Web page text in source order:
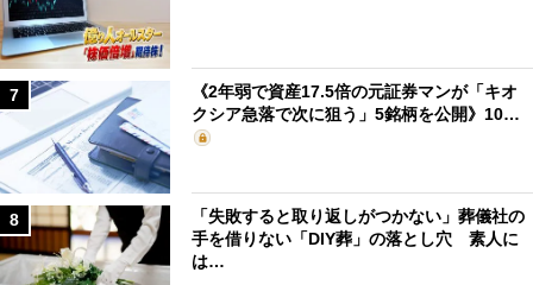
7
《2年弱で資産17.5倍の元証券マンが「キオ
クシア急落で次に狙う」5銘柄を公開》10…
8
「失敗すると取り返しがつかない」葬儀社の
手を借りない「DIY葬」の落とし穴 素人に
は…